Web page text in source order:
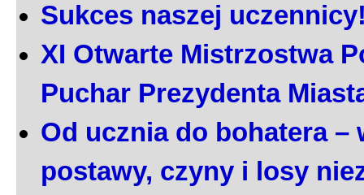
Sukces naszej
XI Otwarte Mistrzostwa
Puchar Prezydenta
Od ucznia do bohatera –
postawy, czyny i losy